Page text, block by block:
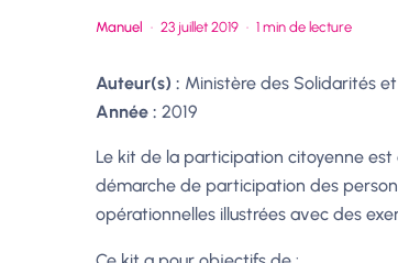
Manuel · 23 juillet 2019 · 1 min de lecture
Auteur(s) : Ministère des Solidarités
Année : 2019
Le kit de la participation citoyenne
démarche de participation des
opérationnelles illustrées avec des